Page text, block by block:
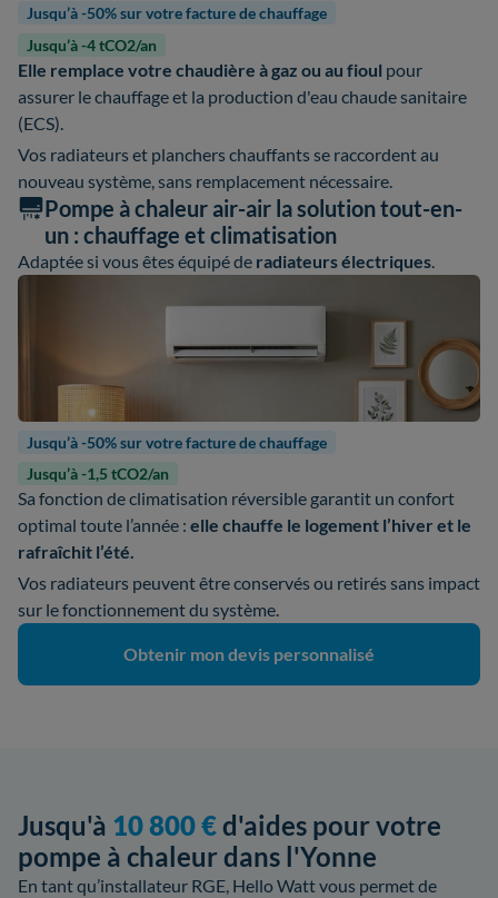
Jusqu’à -50% sur votre facture de chauffage
Jusqu’à -4 tCO2/an
Elle remplace votre chaudière à gaz ou au fioul pour
assurer le chauffage et la production d'eau chaude sanitaire
(ECS).
Vos radiateurs et planchers chauffants se raccordent au
nouveau système, sans remplacement nécessaire.
Pompe à chaleur air-air la solution tout-en-
un : chauffage et climatisation
Adaptée si vous êtes équipé de radiateurs électriques
Jusqu’à -50% sur votre facture de chauffage
Jusqu’à -1,5 tCO2/an
Sa fonction de climatisation réversible garantit un confort
optimal toute l’année : elle chauffe le logement l’hiver et le
rafraîchit l’été.
Vos radiateurs peuvent être conservés ou retirés sans impact
sur le fonctionnement du système.
Obtenir mon devis personnalisé
Jusqu'à 10 800 €d'aides pour votre
pompe à chaleur dans l'Yonne
En tant qu’installateur RGE, Hello Watt vous permet de